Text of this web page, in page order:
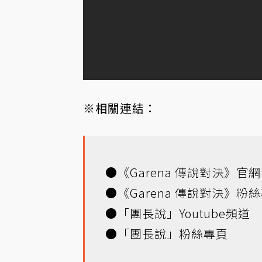
※相關連結：
● 《Garena 傳說對決》官網
● 《Garena 傳說對決》粉
● 「團長說」Youtube頻道
● 「團長說」粉絲專頁